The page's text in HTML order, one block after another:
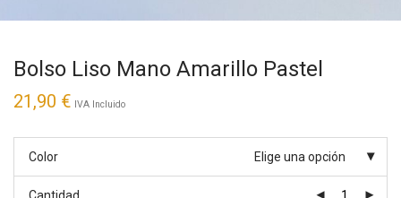
Bolso Liso Mano Amarillo Pastel
21,90 € IVA Incluido
Color Elige una opción
Cantidad